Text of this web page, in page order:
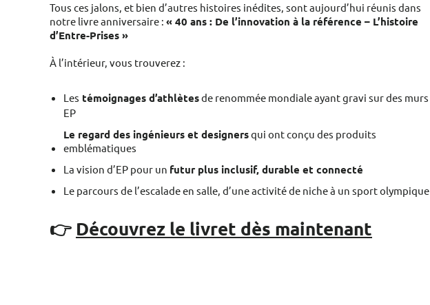
Tous ces jalons, et bien d’autres histoires inédites, sont aujourd’hui réunis dans
notre livre anniversaire : « 40 ans : De l’innovation à la référence – L’histoire
d’Entre-Prises »
À l’intérieur, vous trouverez :
Les témoignages d’athlètesde renommée mondiale ayant gravi sur des murs
EP
Le regard des ingénieurs et designersqui ont conçu des produits
emblématiques
La vision d’EP pour un futur plus inclusif, durable et connecté
Le parcours de l’escalade en salle, d’une activité de niche à un sport olympique
👉 Découvrez le livret dès maintenant